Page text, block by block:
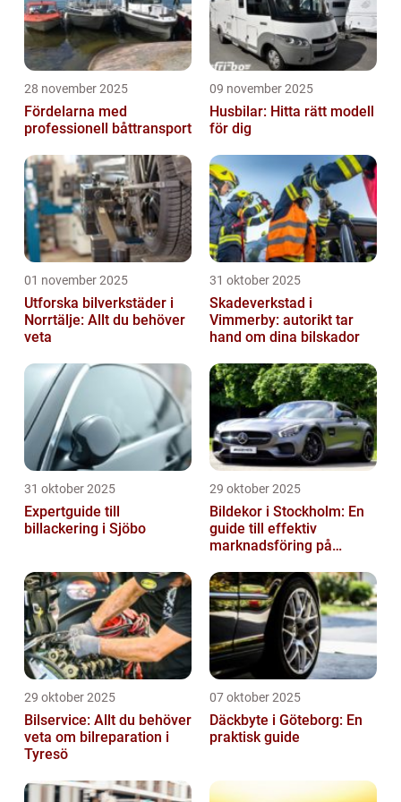
28 november 2025
Fördelarna med
professionell båttransport
09 november 2025
Husbilar: Hitta rätt modell
för dig
01 november 2025
Utforska bilverkstäder i
Norrtälje: Allt du behöver
veta
31 oktober 2025
Skadeverkstad i
Vimmerby: autorikt tar
hand om dina bilskador
31 oktober 2025
Expertguide till
billackering i Sjöbo
29 oktober 2025
Bildekor i Stockholm: En
guide till effektiv
marknadsföring på
29 oktober 2025
Bilservice: Allt du behöver
veta om bilreparation i
Tyresö
07 oktober 2025
Däckbyte i Göteborg: En
praktisk guide